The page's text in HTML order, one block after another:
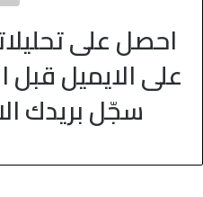
احصل على
على الايميل قبل
سجّل بريدك